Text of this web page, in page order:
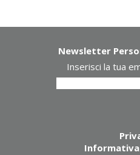
Newsletter
Inserisci la tua